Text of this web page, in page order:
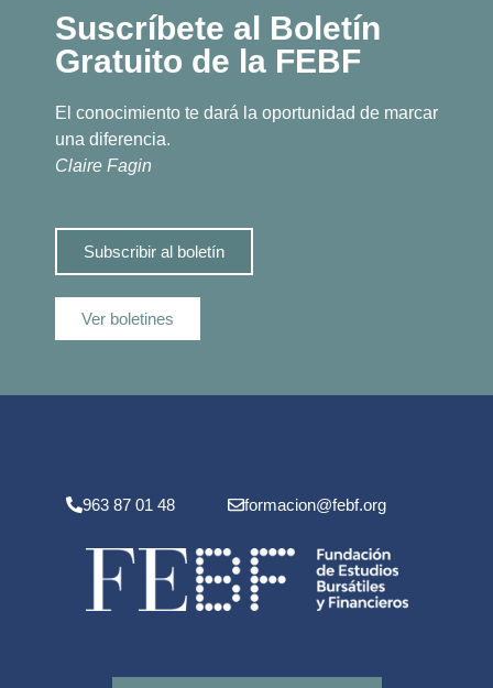
Suscríbete al Boletín
Gratuito de la FEBF
El conocimiento te dará la oportunidad de marcar
una diferencia.
Claire Fagin
Subscribir al boletín
Ver boletines
963 87 01 48 formacion@febf.org